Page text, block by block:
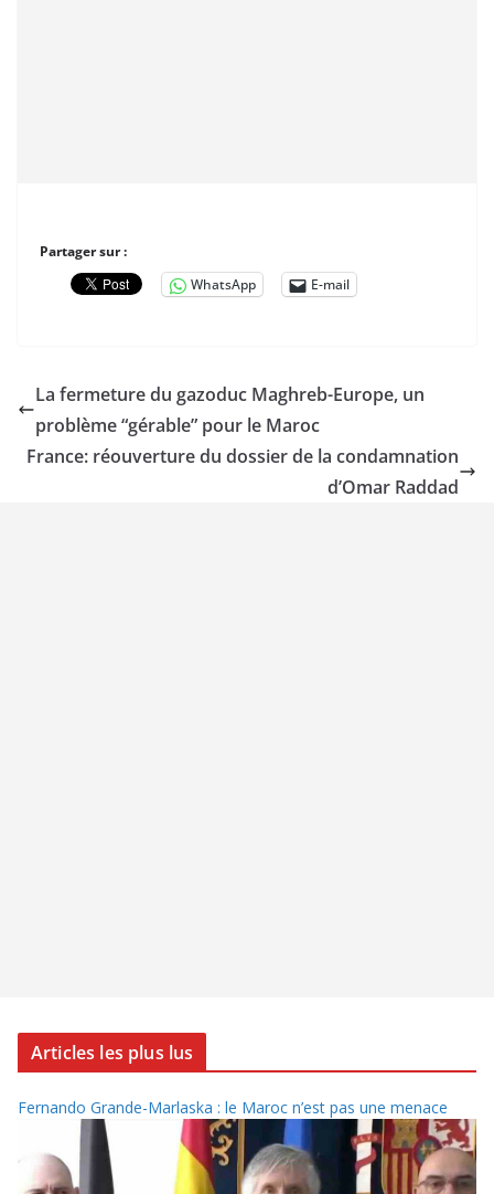
Partager sur :
WhatsApp
E-mail
La fermeture du gazoduc Maghreb-Europe, un
problème “gérable” pour le Maroc
France: réouverture du dossier de la condamnation
d’Omar Raddad
Articles les plus lus
Fernando Grande-Marlaska : le Maroc n’est pas une menace